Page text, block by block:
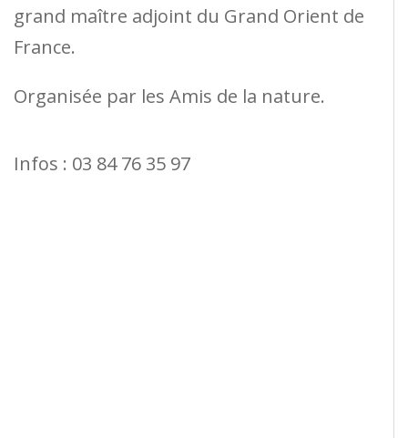
grand maître adjoint du Grand Orient de
France.
Organisée par les Amis de la nature.
Infos : 03 84 76 35 97